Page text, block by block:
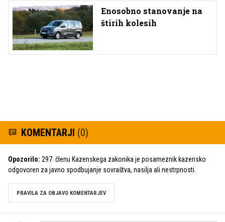
Enosobno stanovanje na
štirih kolesih
KOMENTARJI (0)
Opozorilo: 297. členu Kazenskega zakonika je posameznik kazensko
odgovoren za javno spodbujanje sovraštva, nasilja ali nestrpnosti.
PRAVILA ZA OBJAVO KOMENTARJEV